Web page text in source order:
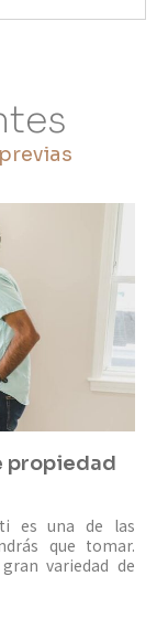
propiedad
es una de las
que tomar.
variedad de